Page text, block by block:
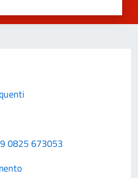
0825 673053